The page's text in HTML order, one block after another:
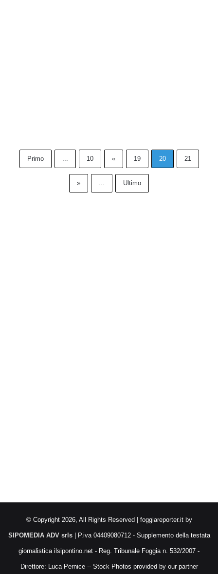
Primo ... 10 « 19 20 21
» ... Ultimo
© Copyright 2026, All Rights Reserved | foggiareporter.it by
SIPOMEDIA ADV srls | P.iva 04409080712 - Supplemento della testata
giornalistica ilsipontino.net - Reg. Tribunale Foggia n. 532/2007 -
Direttore: Luca Pernice -- Stock Photos provided by our partner